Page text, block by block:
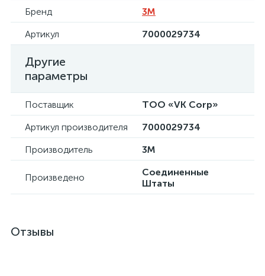
Бренд
3М
Артикул
7000029734
Другие
параметры
Поставщик
ТОО «VK Corp»
Артикул производителя
7000029734
Производитель
3М
Произведено
Соединенные
Штаты
Отзывы